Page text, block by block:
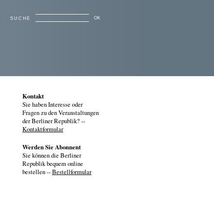
SUCHE OK
Kontakt
Sie haben Interesse oder
Fragen zu den Veranstaltungen
der Berliner Republik? --
Kontaktformular
Werden Sie Abonnent
Sie können die Berliner
Republik bequem online
bestellen --Bestellformular